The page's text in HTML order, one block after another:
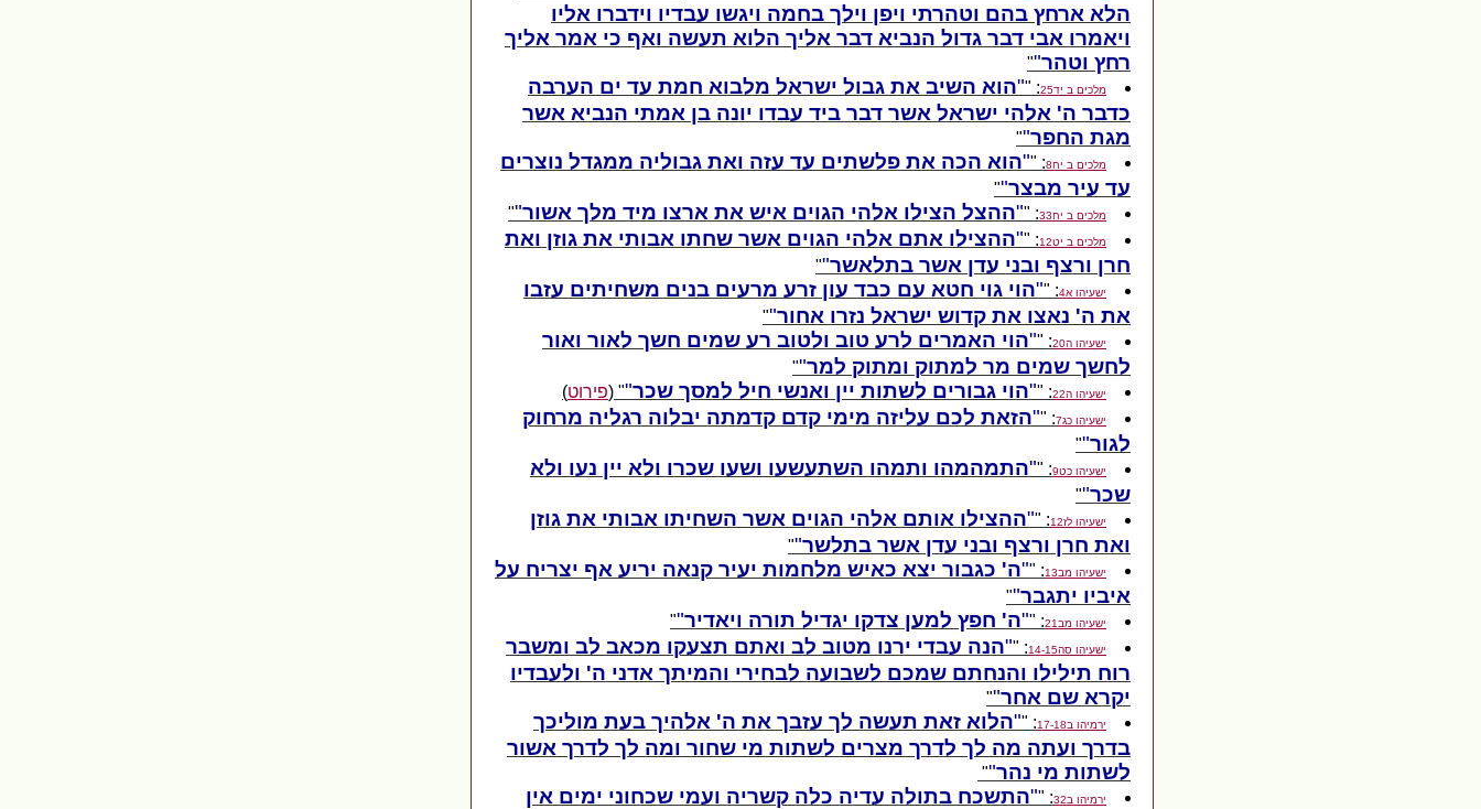
הלא ארחץ בהם וטהרתי ויפן וילך בחמה ויגשו עבדיו וידברו אליו
ויאמרו אבי דבר גדול הנביא דבר אליך הלוא תעשה ואף כי אמר אליך
רחץ וטהר "
מלכים ב יד25 : " הוא השיב את גבול ישראל מלבוא חמת עד ים הערבה
כדבר ה' אלהי ישראל אשר דבר ביד עבדו יונה בן אמתי הנביא אשר
מגת החפר "
מלכים ב יח8 : " הוא הכה את פלשתים עד עזה ואת גבוליה ממגדל נוצרים
עד עיר מבצר "
מלכים ב יח33 : " ההצל הצילו אלהי הגוים איש את ארצו מיד מלך אשור "
מלכים ב יט12 : " ההצילו אתם אלהי הגוים אשר שחתו אבותי את גוזן ואת
חרן ורצף ובני עדן אשר בתלאשר "
ישעיהו א4 : " הוי גוי חטא עם כבד עון זרע מרעים בנים משחיתים עזבו
את ה' נאצו את קדוש ישראל נזרו אחור "
ישעיהו ה20 : " הוי האמרים לרע טוב ולטוב רע שמים חשך לאור ואור
לחשך שמים מר למתוק ומתוק למר "
ישעיהו ה22 : " הוי גבורים לשתות יין ואנשי חיל למסך שכר " (פירוט)
ישעיהו כג7 : " הזאת לכם עליזה מימי קדם קדמתה יבלוה רגליה מרחוק
לגור "
ישעיהו כט9 : " התמהמהו ותמהו השתעשעו ושעו שכרו ולא יין נעו ולא
שכר "
ישעיהו לז12 : " ההצילו אותם אלהי הגוים אשר השחיתו אבותי את גוזן
ואת חרן ורצף ובני עדן אשר בתלשר "
ישעיהו מב13 : " ה' כגבור יצא כאיש מלחמות יעיר קנאה יריע אף יצריח על
איביו יתגבר "
ישעיהו מב21 : " ה' חפץ למען צדקו יגדיל תורה ויאדיר "
ישעיהו סה14-15 : " הנה עבדי ירנו מטוב לב ואתם תצעקו מכאב לב ומשבר
רוח תילילו והנחתם שמכם לשבועה לבחירי והמיתך אדני ה' ולעבדיו
יקרא שם אחר "
ירמיהו ב17-18 : " הלוא זאת תעשה לך עזבך את ה' אלהיך בעת מוליכך
בדרך ועתה מה לך לדרך מצרים לשתות מי שחור ומה לך לדרך אשור
לשתות מי נהר "
ירמיהו ב32 : " התשכח בתולה עדיה כלה קשריה ועמי שכחוני ימים אין